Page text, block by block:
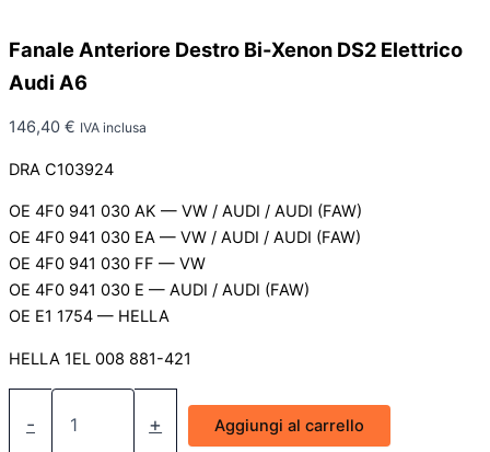
Fanale Anteriore Destro Bi-Xenon DS2 Elettrico
Audi A6
146,40 € IVA inclusa
DRA C103924
OE 4F0 941 030 AK — VW / AUDI / AUDI (FAW)
OE 4F0 941 030 EA — VW / AUDI / AUDI (FAW)
OE 4F0 941 030 FF — VW
OE 4F0 941 030 E — AUDI / AUDI (FAW)
OE E1 1754 — HELLA
HELLA 1EL 008 881-421
-
Fanale
Anteriore
+ Aggiungi al carrello